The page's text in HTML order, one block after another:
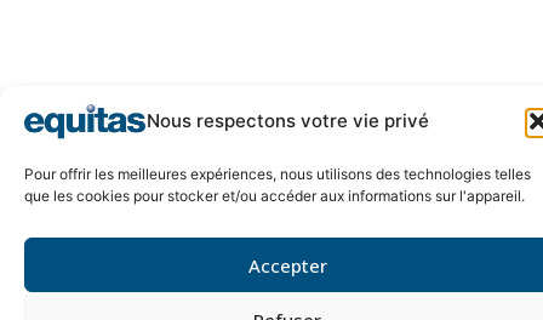
Nous respectons votre vie privé
Pour offrir les meilleures expériences, nous utilisons des technologies telles
que les cookies pour stocker et/ou accéder aux informations sur l'appareil.
Accepter